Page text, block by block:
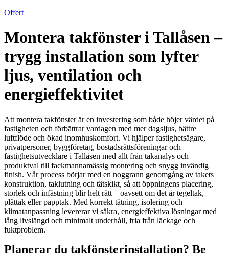
Offert
Montera takfönster i Tallåsen –
trygg installation som lyfter
ljus, ventilation och
energieffektivitet
Att montera takfönster är en investering som både höjer värdet på
fastigheten och förbättrar vardagen med mer dagsljus, bättre
luftflöde och ökad inomhuskomfort. Vi hjälper fastighetsägare,
privatpersoner, byggföretag, bostadsrättsföreningar och
fastighetsutvecklare i Tallåsen med allt från takanalys och
produktval till fackmannamässig montering och snygg invändig
finish. Vår process börjar med en noggrann genomgång av takets
konstruktion, taklutning och tätskikt, så att öppningens placering,
storlek och infästning blir helt rätt – oavsett om det är tegeltak,
plåttak eller papptak. Med korrekt tätning, isolering och
klimatanpassning levererar vi säkra, energieffektiva lösningar med
lång livslängd och minimalt underhåll, fria från läckage och
fuktproblem.
Planerar du takfönsterinstallation? Be